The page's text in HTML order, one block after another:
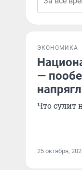
ЭКОНОМИКА
—
Что сулит
25 октября,